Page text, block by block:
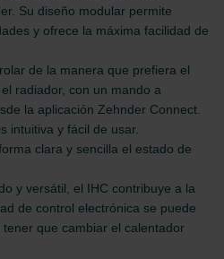
Su diseño modular permite
y ofrece la máxima facilidad de
de la manera que prefiera el
radiador, con un mando a
la aplicación Zehnder Connect.
intuitiva y fácil de usar.
clara y sencilla el estado de
y versátil, el IHC contribuye a la
de control electrónica se puede
que cambiar el calentador